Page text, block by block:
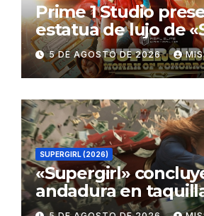
Prime 1 Studio
estatua de lujo de
La Mujer del
5 DE AGOSTO DE 2026
SUPERGIRL (2026)
«Supergirl»
andadura en
película de DC con